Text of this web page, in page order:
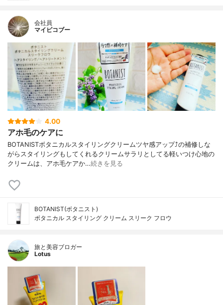
会社員
マイピコブー
4.00
アホ毛のケアに
BOTANISTボタニカルスタイリングクリームツヤ感アップ⤴️の補修しな
がらスタイリングもしてくれるクリームサラリとしてる軽いつけ心地の
クリームは、アホ毛ケアか…続きを見る
BOTANIST(ボタニスト)
ボタニカル スタイリング クリーム スリーク フロウ
旅と美容ブロガー
Lotus